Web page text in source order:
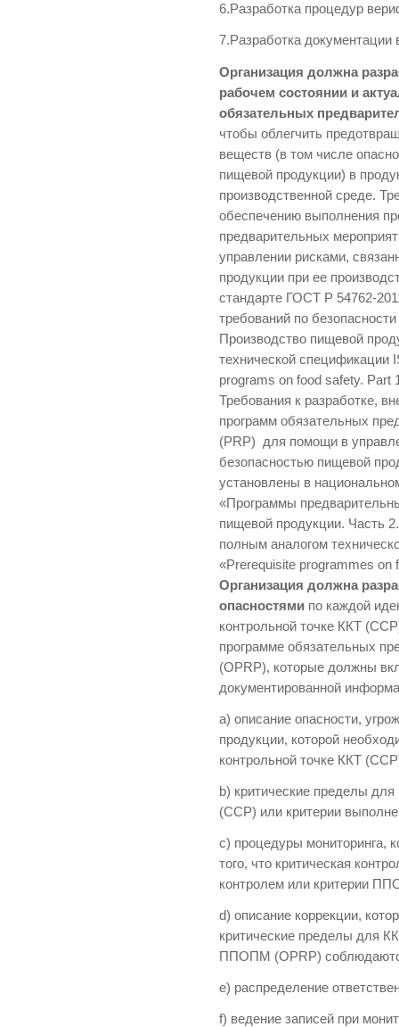
6.Разработка процедур
7.Разработка
Организация должна
рабочем состоянии и
обязательных
чтобы облегчить
веществ (в том числе
пищевой продукции) в
производственной среде.
обеспечению выполнения
предварительных
управлении рисками,
продукции при ее
стандарте ГОСТ Р 54762-
требований по
Производство пищевой
технической спецификации
programs on food safety. Part
Требования к разработке,
программ обязательных
(PRP) для помощи в
безопасностью пищевой
установлены в
«Программы
пищевой продукции. Часть
полным аналогом
«Prerequisite programmes on
Организация должна
опасностями по каждой
контрольной точке ККТ
программе обязательных
(OPRP), которые должны
a) описание опасности,
продукции, которой
контрольной точке ККТ
b) критические пределы для
(CCP) или критерии
c) процедуры мониторинга,
того, что критическая
контролем или критерии
d) описание коррекции,
критические пределы для
ППОПМ (OPRP)
e) распределение
f) ведение записей при